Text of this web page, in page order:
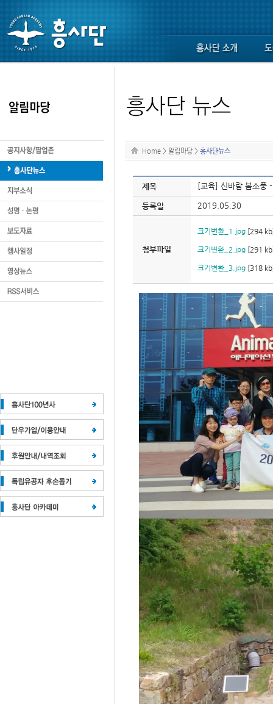
Home > 알림마당 > 흥사단뉴스
제목 [교육] 신바람 봄소풍
등록일 2019.05.30
첨부파일
크기변환_1.jpg[294
크기변환_2.jpg[291
크기변환_3.jpg[318